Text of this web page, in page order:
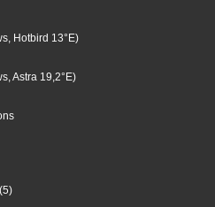
Hotbird 13°E)
Astra 19,2°E)